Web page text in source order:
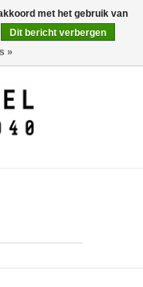
0 Artikelen - €0,00
met het gebruik van
Dit bericht verbergen
»